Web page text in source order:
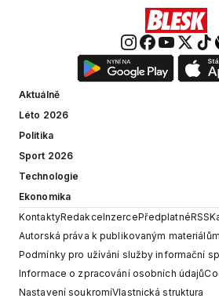
Aktuálně
Léto 2026
Politika
Sport 2026
Technologie
Ekonomika
KontaktyRedakceInzercePředplatnéRSS
Autorská práva k publikovaným materiálům
Podmínky pro užívání služby informační
Informace o zpracování osobních údajů
Nastavení soukromíVlastnická struktura